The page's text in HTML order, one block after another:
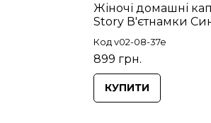
Жіночі домашні
Story В'єтнамки
Код v02-08-37e
899 грн.
КУПИТИ